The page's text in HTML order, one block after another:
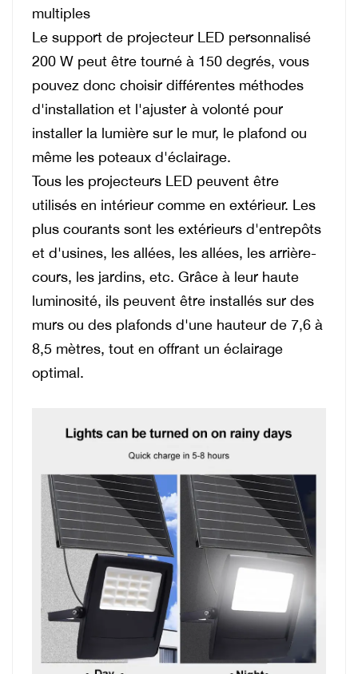
multiples
Le support de projecteur LED personnalisé
200 W peut être tourné à 150 degrés, vous
pouvez donc choisir différentes méthodes
d'installation et l'ajuster à volonté pour
installer la lumière sur le mur, le plafond ou
même les poteaux d'éclairage.
Tous les projecteurs LED peuvent être
utilisés en intérieur comme en extérieur. Les
plus courants sont les extérieurs d'entrepôts
et d'usines, les allées, les allées, les arrière-
cours, les jardins, etc. Grâce à leur haute
luminosité, ils peuvent être installés sur des
murs ou des plafonds d'une hauteur de 7,6 à
8,5 mètres, tout en offrant un éclairage
optimal.